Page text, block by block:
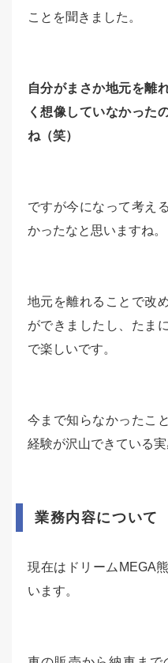
ことを聞きました。
自分がまさか地元を離
く想像していなかった
ね（笑）
ですが今になって考え
かったなと思いますね。
地元を離れることで改
ができましたし、たま
で楽しいです。
今まで知らなかったこ
経験が沢山できている実
業務内容について
現在はドリームMEGA
います。